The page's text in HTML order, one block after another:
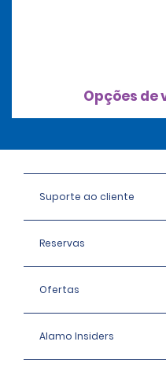
Opções de
Suporte ao cliente
Reservas
Ofertas
Alamo Insiders